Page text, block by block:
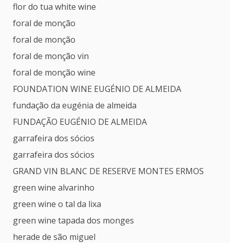
flor do tua white wine
foral de monção
foral de monção
foral de monção vin
foral de monção wine
FOUNDATION WINE EUGÉNIO DE ALMEIDA
fundação da eugénia de almeida
FUNDAÇÃO EUGÉNIO DE ALMEIDA
garrafeira dos sócios
garrafeira dos sócios
GRAND VIN BLANC DE RESERVE MONTES ERMOS
green wine alvarinho
green wine o tal da lixa
green wine tapada dos monges
herade de são miguel